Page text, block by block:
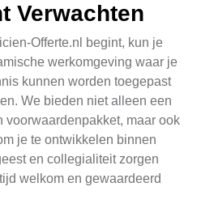
Verwachten
Offerte.nl begint, kun je
werkomgeving waar je
kunnen worden toegepast
We bieden niet alleen een
voorwaardenpakket, maar ook
je te ontwikkelen binnen
en collegialiteit zorgen
welkom en gewaardeerd